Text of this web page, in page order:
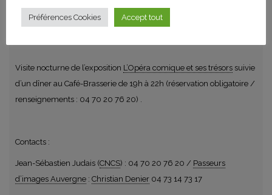
Opéra en 3 actes de Georges Bizet (1863). Captation réalisée lors
de sa représentation à l’Opéra-comique.
Visite nocturne de l’exposition L’Opéra comique et ses trésors suivie
d’un dîner au Café-Brasserie de 19h à 22h (réservation obligatoire /
renseignements : 04 70 20 76 20) .
Contacts :
Jean-Sébastien Judais (CNCS) : 04 70 20 76 20 / Passeurs
d’images Auvergne : Christian Denier 04 73 14 73 17
Préférences Cookies Accept tout